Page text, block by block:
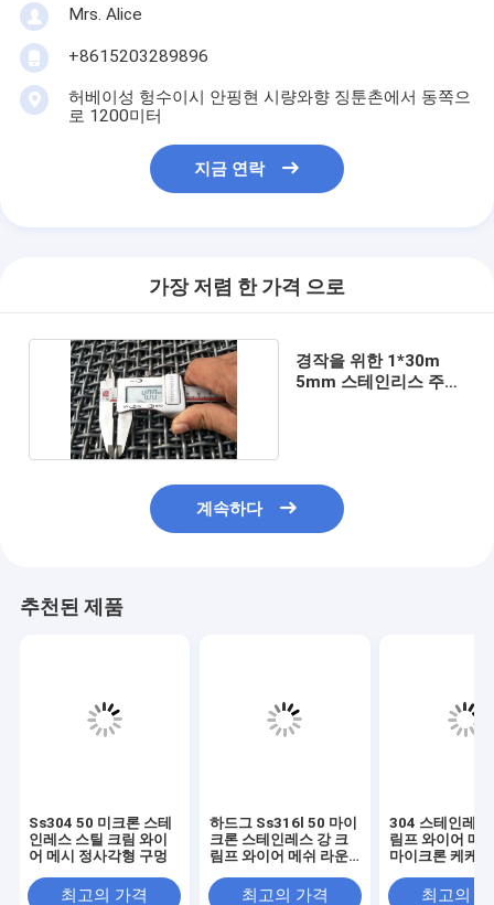
Mrs. Alice
+8615203289896
허베이성 헝수이시 안핑현 시량와향 징툰촌에서 동쪽으
로 1200미터
지금 연락
가장 저렴 한 가격 으로
경작을 위한 1*30m
5mm 스테인리스 주름
계속하다
추천된 제품
Ss304 50 미크론 스테
인레스 스틸 크림 와이
어 메시 정사각형 구멍
최고의 가격
하드그 Ss316l 50 마이
크론 스테인레스 강 크
림프 와이어 메쉬 라운
최고의 가격
304 스테인레스
림프 와이어 메
마이크론 케케
30x2m최고의